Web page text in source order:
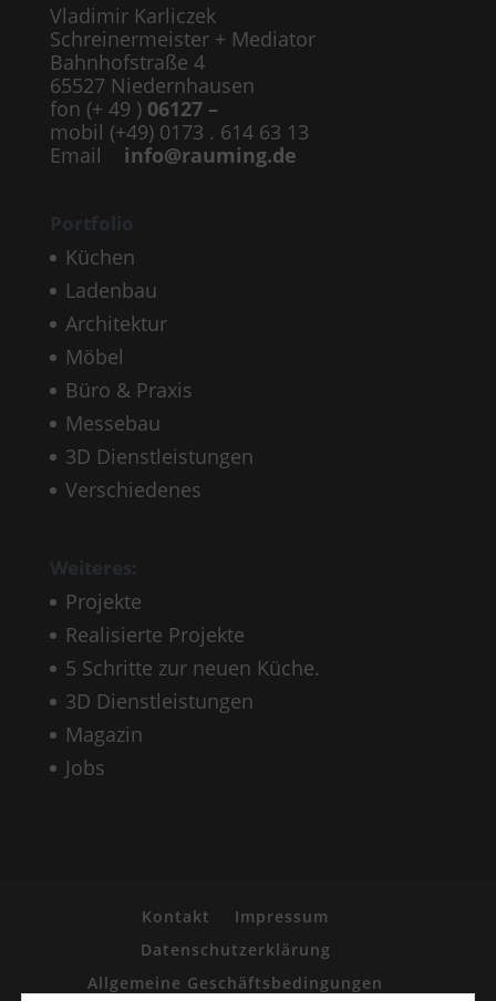
Vladimir Karliczek
Schreinermeister + Mediator
Bahnhofstraße 4
65527 Niedernhausen
fon (+ 49 ) 06127 –
mobil (+49) 0173 . 614 63 13
Email info@rauming.de
Küchen
Ladenbau
Architektur
Möbel
Büro & Praxis
Messebau
3D Dienstleistungen
Verschiedenes
Projekte
Realisierte Projekte
5 Schritte zur neuen Küche.
3D Dienstleistungen
Magazin
Jobs
Kontakt
Impressum
Datenschutzerklärung
Allgemeine Geschäftsbedingungen